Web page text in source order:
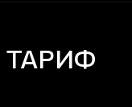
ТАРИФ